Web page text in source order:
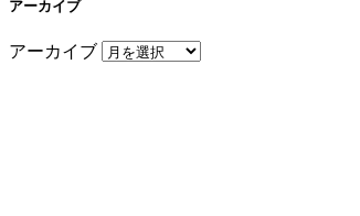
アーカイブ
アーカイブ